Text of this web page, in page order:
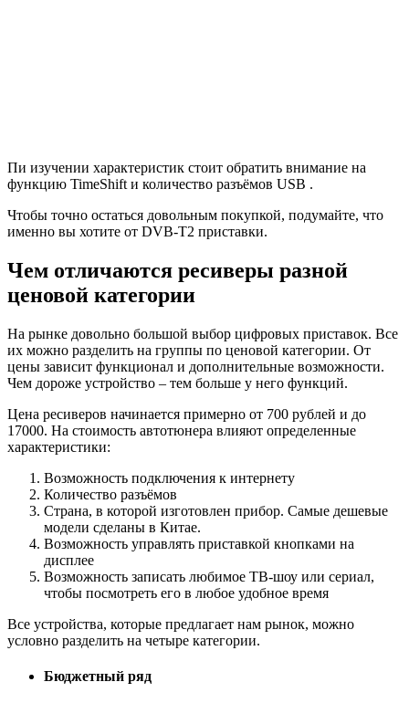
Пи изучении характеристик стоит обратить внимание на
функцию TimeShift и количество разъёмов USB .
Чтобы точно остаться довольным покупкой, подумайте, что
именно вы хотите от DVB-T2 приставки.
Чем отличаются ресиверы разной
ценовой категории
На рынке довольно большой выбор цифровых приставок. Все
их можно разделить на группы по ценовой категории. От
цены зависит функционал и дополнительные возможности.
Чем дороже устройство – тем больше у него функций.
Цена ресиверов начинается примерно от 700 рублей и до
17000. На стоимость автотюнера влияют определенные
характеристики:
Возможность подключения к интернету
Количество разъёмов
Страна, в которой изготовлен прибор. Самые дешевые
модели сделаны в Китае.
Возможность управлять приставкой кнопками на
дисплее
Возможность записать любимое ТВ-шоу или сериал,
чтобы посмотреть его в любое удобное время
Все устройства, которые предлагает нам рынок, можно
условно разделить на четыре категории.
Бюджетный ряд